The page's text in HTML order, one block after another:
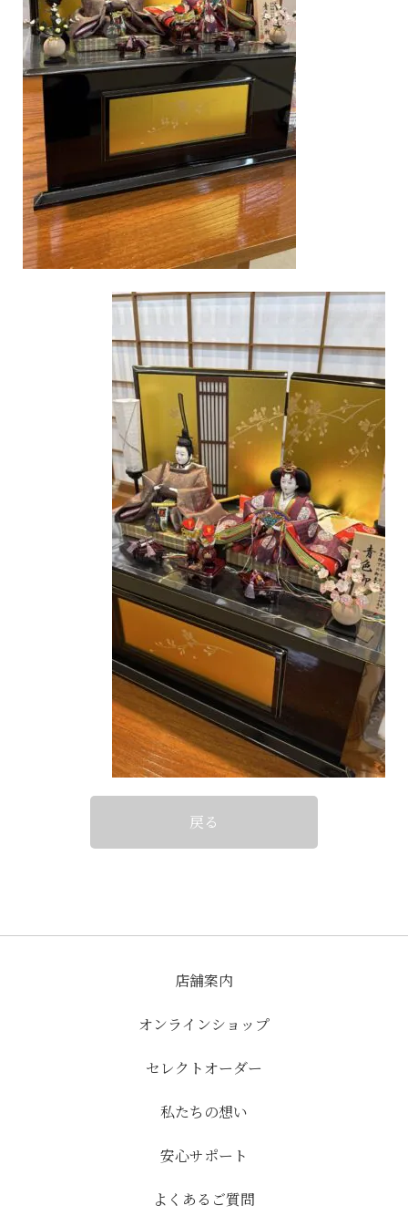
戻る
店舗案内
オンラインショップ
セレクトオーダー
私たちの想い
安心サポート
よくあるご質問